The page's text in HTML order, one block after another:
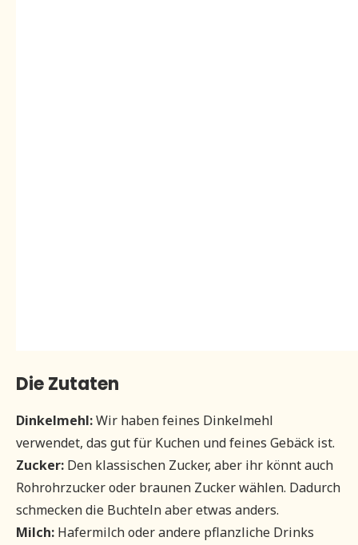
Die Zutaten
Dinkelmehl:Wir haben feines Dinkelmehl
verwendet, das gut für Kuchen und feines Gebäck ist.
Zucker: Den klassischen Zucker, aber ihr könnt auch
Rohrohrzucker oder braunen Zucker wählen. Dadurch
schmecken die Buchteln aber etwas anders.
Milch: Hafermilch oder andere pflanzliche Drinks